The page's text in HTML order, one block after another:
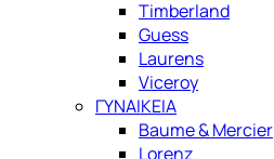
Timberland
Guess
Laurens
Viceroy
ΓΥΝΑΙΚΕΙΑ
Baume & Mercier
Lorenz